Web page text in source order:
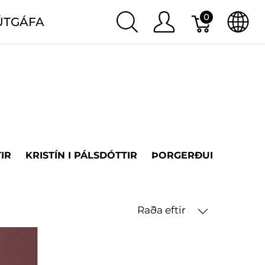
0
KRISTÍN I PÁLSDÓTTIR ÞORGERÐUR H.
Raða eftir